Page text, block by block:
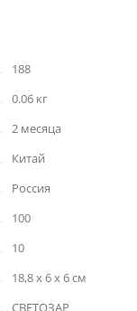
188
0.06 кг
2 месяца
Китай
Россия
100
10
18,8 x 6 x 6 см
СВЕТОЗАР